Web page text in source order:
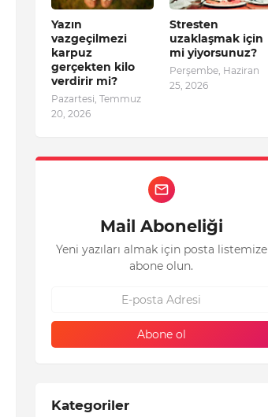
Yazın
vazgeçilmezi
karpuz
gerçekten kilo
verdirir mi?
Pazartesi, Temmuz
20, 2026
Stresten
uzaklaşmak için
mi yiyorsunuz?
Perşembe, Haziran
25, 2026
Mail Aboneliği
Yeni yazıları almak için posta listemize
abone olun.
Kategoriler